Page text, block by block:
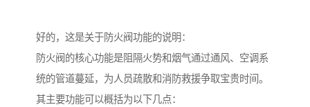
好的，这是关于防火阀功能的说明：
防火阀的核心功能是阻隔火势和烟气通过通风、空调系
统的管道蔓延，为人员疏散和消防救援争取宝贵时间。
其主要功能可以概括为以下几点：